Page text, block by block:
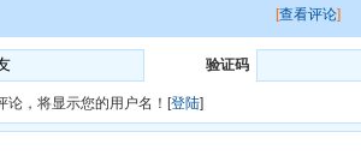
[查看评论]
验证码
论，将显示您的用户名！[登陆]